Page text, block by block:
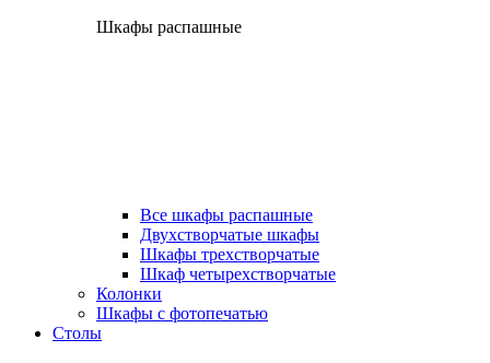
Шкафы распашные
Все шкафы распашные
Двухстворчатые шкафы
Шкафы трехстворчатые
Шкаф четырехстворчатые
Колонки
Шкафы с фотопечатью
Столы